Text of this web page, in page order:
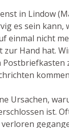
in Lindow
es sein kann,
einmal nicht
zur Hand hat.
Ursachen,
ist.
verloren